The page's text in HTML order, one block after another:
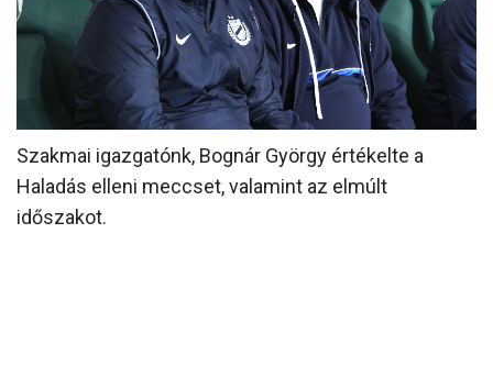
MÉRKŐZÉSEK
KLUB
GALÉRIA
SZURKOLÓI ÉLMÉNYEK
AKKREDITÁCIÓ
Szakmai igazgatónk, Bognár György értékelte a
Haladás elleni meccset, valamint az elmúlt
időszakot.